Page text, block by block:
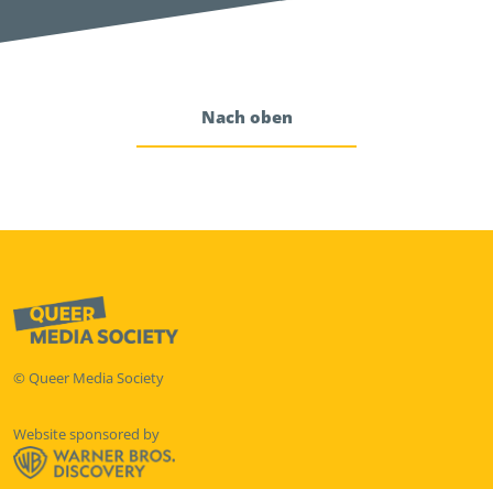
Nach oben
© Queer Media Society
Website sponsored by